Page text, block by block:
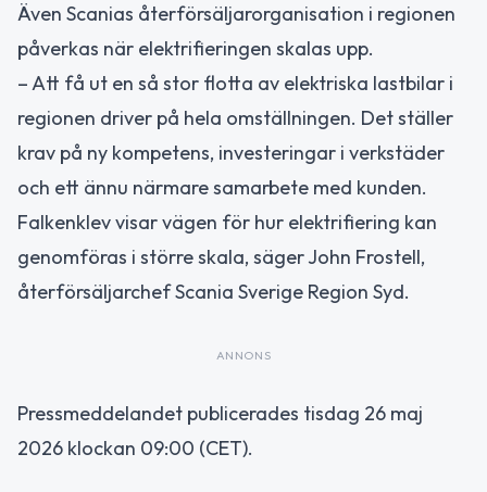
Även Scanias återförsäljarorganisation i regionen
påverkas när elektrifieringen skalas upp.
– Att få ut en så stor flotta av elektriska lastbilar i
regionen driver på hela omställningen. Det ställer
krav på ny kompetens, investeringar i verkstäder
och ett ännu närmare samarbete med kunden.
Falkenklev visar vägen för hur elektrifiering kan
genomföras i större skala, säger John Frostell,
återförsäljarchef Scania Sverige Region Syd.
ANNONS
Pressmeddelandet publicerades tisdag 26 maj
2026 klockan 09:00 (CET).